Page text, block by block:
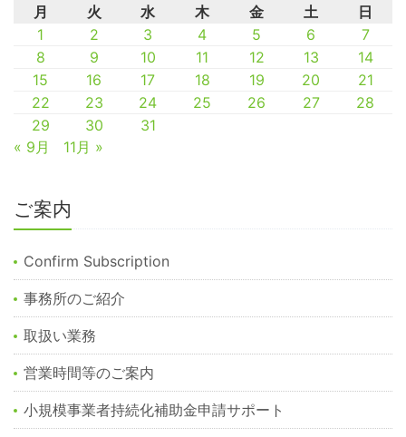
月
火 水 木 金 土
日
1
2 3 4 5 6
7
8
9 10 11 12 13
14
15
16 17 18 19 20
21
22
23 24 25 26 27
28
29
30
31
« 9月
11月 »
ご案内
Confirm Subscription
事務所のご紹介
取扱い業務
営業時間等のご案内
小規模事業者持続化補助金申請サポート